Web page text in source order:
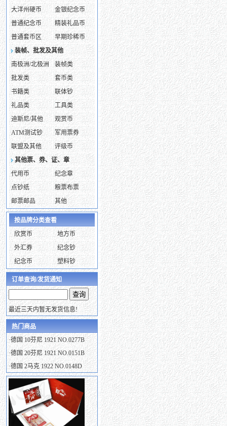
大洋州硬币
金银纪念币
普通纪念币
精装礼品币
普通套币区
早期珍稀币
装帧、批发及其他
南极洲/北极洲
装帧类
批发类
套币类
书籍类
联体钞
礼品类
工具类
迪斯尼/其他
观赏币
ATM测试钞
军用票券
联盟及其他
评级币
其他票、券、证、章
代用币
纪念章
点钞纸
粮票布票
邮票邮品
其他
按品牌分类查看
欣赏币
地方币
外汇券
纪念钞
纪念币
塑料钞
订单查询/发货通知
最近三天内暂无发货信息!
热门商品
·德国 10芬尼 1921 NO.0277B
·德国 20芬尼 1921 NO.0151B
·德国 2马克 1922 NO.0148D